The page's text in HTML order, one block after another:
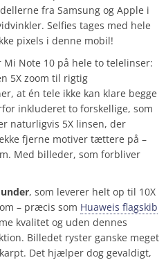
fra Samsung og Apple i
Selfies tages med hele
pixels i denne mobil!
Note 10 på hele to telelinser:
5X zoom til rigtig
at én tele ikke kan klare begge
inkluderet to forskellige, som
naturligvis 5X linsen, der
fjerne motiver tættere på –
Med billeder, som forbliver
, som leverer helt op til 10X
– præcis som Huaweis flagskib
kvalitet og uden dennes
Billedet ryster ganske meget
Det hjælper dog gevaldigt,